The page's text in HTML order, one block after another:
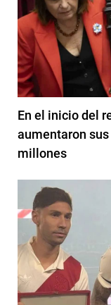
En el inicio del
aumentaron
millones